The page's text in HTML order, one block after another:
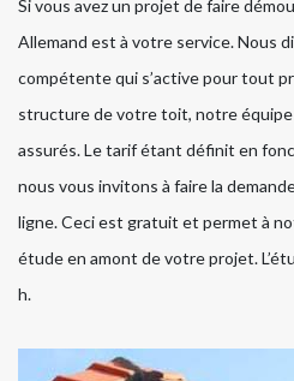
Si vous avez un projet de faire
Allemand est à votre service. Nous
compétente qui s’active pour tout
structure de votre toit, notre
assurés. Le tarif étant définit en
nous vous invitons à faire la
ligne. Ceci est gratuit et permet à
étude en amont de votre projet.
h.